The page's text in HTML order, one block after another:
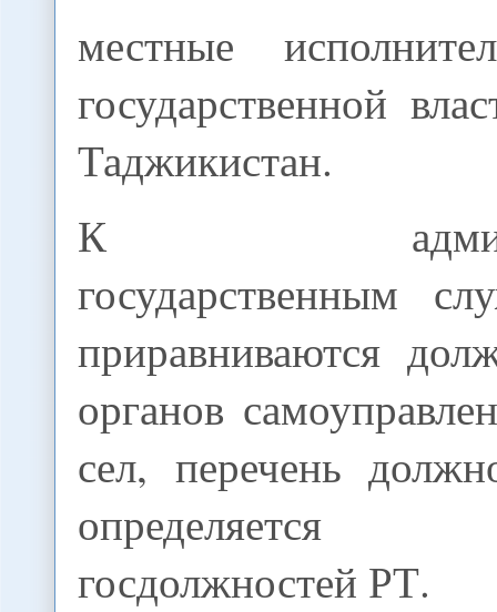
местные
государственной
Таджикистан.
К
государственным
приравниваются
органов
сел, перечень
госдолжностей РТ.